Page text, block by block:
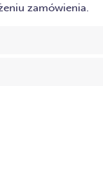
zamówienia.